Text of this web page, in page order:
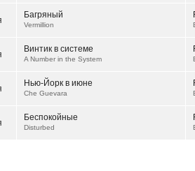
Багряный
Vermillion
Винтик в системе
A Number in the System
Нью-Йорк в июне
Che Guevara
Беспокойные
Disturbed